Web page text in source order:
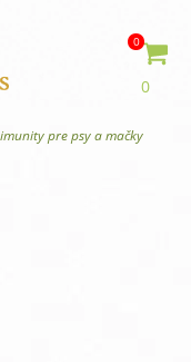
0
0
pre psy a mačky